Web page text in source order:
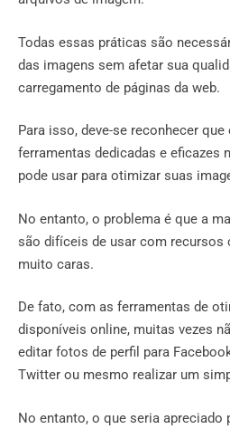
Todas essas práticas são
das imagens sem afetar sua
carregamento de páginas da web.
Para isso, deve-se reconhecer
ferramentas dedicadas e eficazes
pode usar para otimizar suas
No entanto, o problema é que a
são difíceis de usar com recursos
muito caras.
De fato, com as ferramentas de
disponíveis online, muitas vezes
editar fotos de perfil para
Twitter ou mesmo realizar um
No entanto, o que seria apreciado